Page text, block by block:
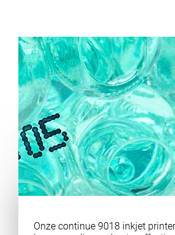
Onze continue 9018 inkjet